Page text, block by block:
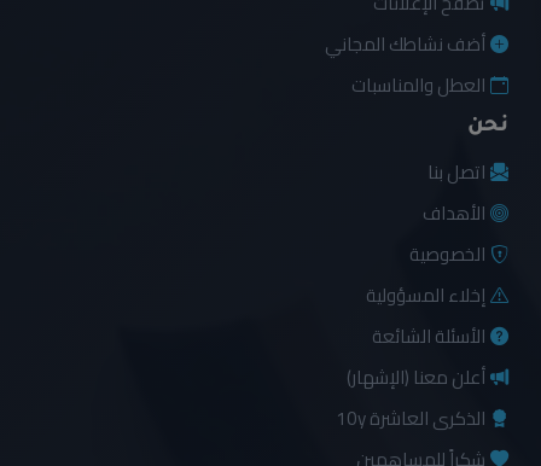
أضف نشاطك المجاني
العطل والمناسبات
نحن
اتصل بنا
الأهداف
الخصوصية
إخلاء المسؤولية
الأسئلة الشائعة
أعلن معنا (الإشهار)
الذكرى العاشرة 10y